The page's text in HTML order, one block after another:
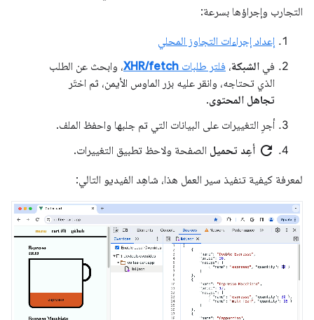
التجارب وإجراؤها بسرعة:
إعداد إجراءات التجاوز المحلي
في الشبكة، فلتر طلبات XHR/fetch، وابحث عن الطلب
الذي تحتاجه، وانقر عليه بزر الماوس الأيمن، ثم اختَر
تجاهل المحتوى.
أجرِ التغييرات على البيانات التي تم جلبها واحفظ الملف.
refresh أعِد تحميل الصفحة ولاحظ تطبيق التغييرات.
لمعرفة كيفية تنفيذ سير العمل هذا، شاهِد الفيديو التالي: